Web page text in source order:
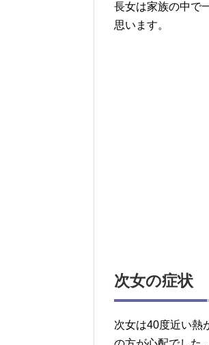
長女は家族の中で
思います。
次女の症状
次女は40度近い熱